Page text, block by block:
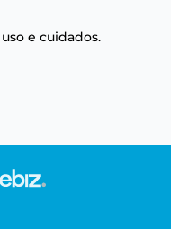
e cuidados.